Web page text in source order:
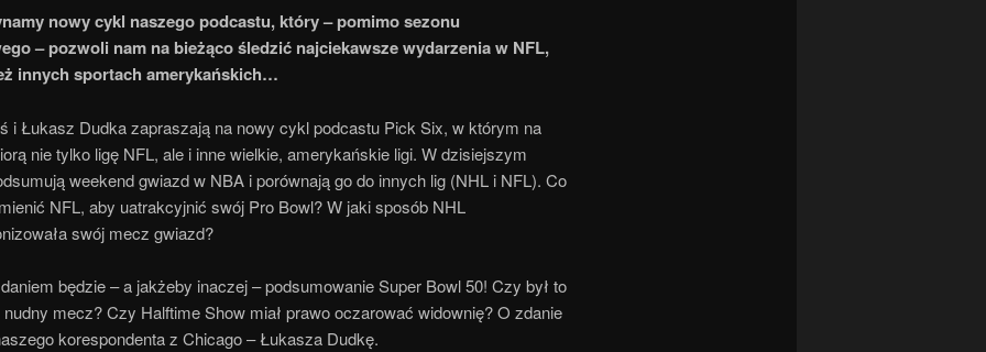
nowy cykl naszego podcastu, który – pomimo sezonu
– pozwoli nam na bieżąco śledzić najciekawsze wydarzenia w NFL,
innych sportach amerykańskich…
i Łukasz Dudka zapraszają na nowy cykl podcastu Pick Six, w którym na
nie tylko ligę NFL, ale i inne wielkie, amerykańskie ligi. W dzisiejszym
weekend gwiazd w NBA i porównają go do innych lig (NHL i NFL). Co
NFL, aby uatrakcyjnić swój Pro Bowl? W jaki sposób NHL
swój mecz gwiazd?
będzie – a jakżeby inaczej – podsumowanie Super Bowl 50! Czy był to
mecz? Czy Halftime Show miał prawo oczarować widownię? O zdanie
korespondenta z Chicago – Łukasza Dudkę.